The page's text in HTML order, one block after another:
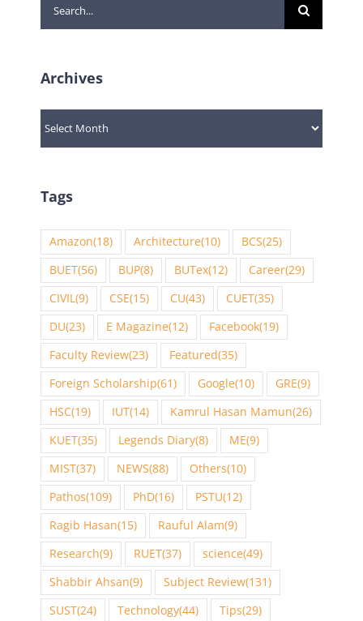
Search
for:
Archives
Archives
Tags
Amazon(18) Architecture(10) BCS(25)
BUET(56) BUP(8) BUTex(12) Career(29)
CIVIL(9) CSE(15) CU(43) CUET(35)
DU(23) E Magazine(12) Facebook(19)
Faculty Review(23) Featured(35)
Foreign Scholarship(61) Google(10) GRE(9)
HSC(19) IUT(14) Kamrul Hasan Mamun(26)
KUET(35) Legends Diary(8) ME(9)
MIST(37) NEWS(88) Others(10)
Pathos(109) PhD(16) PSTU(12)
Ragib Hasan(15) Rauful Alam(9)
Research(9) RUET(37) science(49)
Shabbir Ahsan(9) Subject Review(131)
SUST(24) Technology(44) Tips(29)